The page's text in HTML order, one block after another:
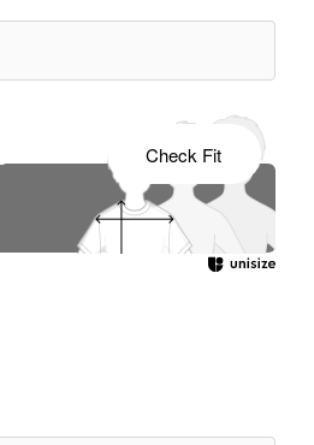
Check Fit